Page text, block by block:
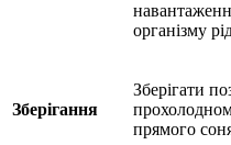
організму
Зберігання
Зберігати
прямого